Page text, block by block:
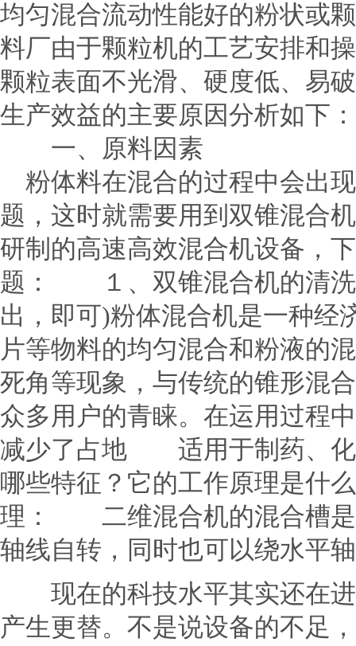
均匀混合流动性能好的粉状或
料厂由于颗粒机的工艺安排和
颗粒表面不光滑、硬度低、易
生产效益的主要原因分析如下：
一、原料因素
粉体料在混合的过程中会出
题，这时就需要用到双锥混合
研制的高速高效混合机设备，
题： １、双锥混合机的清洗
出，即可)粉体混合机是一种经
片等物料的均匀混合和粉液的
死角等现象，与传统的锥形混
众多用户的青睐。在运用过程
减少了占地 适用于制药、化
哪些特征？它的工作原理是
理： 二维混合机的混合槽是
轴线自转，同时也可以绕水平
现在的科技水平其实还在进
产生更替。不是说设备的不足